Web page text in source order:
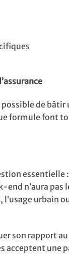
de bâtir
formule font
essentielle
n’aura pas
urbain
son rapport
une